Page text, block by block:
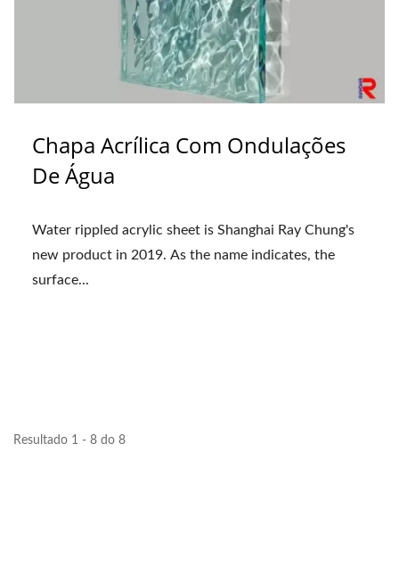
Chapa Acrílica Com Ondulações
De Água
Water rippled acrylic sheet is Shanghai Ray Chung's
new product in 2019. As the name indicates, the
surface...
Resultado 1 - 8 do 8